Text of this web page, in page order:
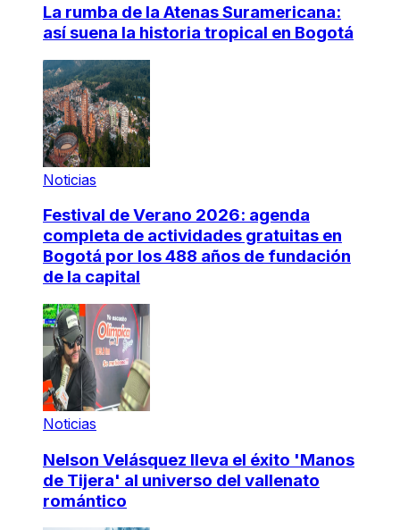
La rumba de la Atenas Suramericana:
así suena la historia tropical en Bogotá
Noticias
Festival de Verano 2026: agenda
completa de actividades gratuitas en
Bogotá por los 488 años de fundación
de la capital
Noticias
Nelson Velásquez lleva el éxito 'Manos
de Tijera' al universo del vallenato
romántico